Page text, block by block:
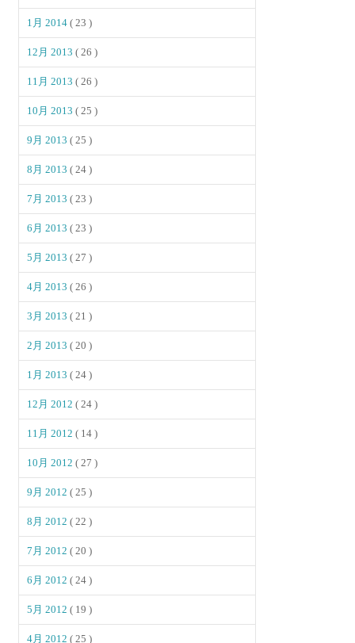
1月 2014( 23 )
12月 2013( 26 )
11月 2013( 26 )
10月 2013( 25 )
9月 2013( 25 )
8月 2013( 24 )
7月 2013( 23 )
6月 2013( 23 )
5月 2013( 27 )
4月 2013( 26 )
3月 2013( 21 )
2月 2013( 20 )
1月 2013( 24 )
12月 2012( 24 )
11月 2012( 14 )
10月 2012( 27 )
9月 2012( 25 )
8月 2012( 22 )
7月 2012( 20 )
6月 2012( 24 )
5月 2012( 19 )
4月 2012( 25 )